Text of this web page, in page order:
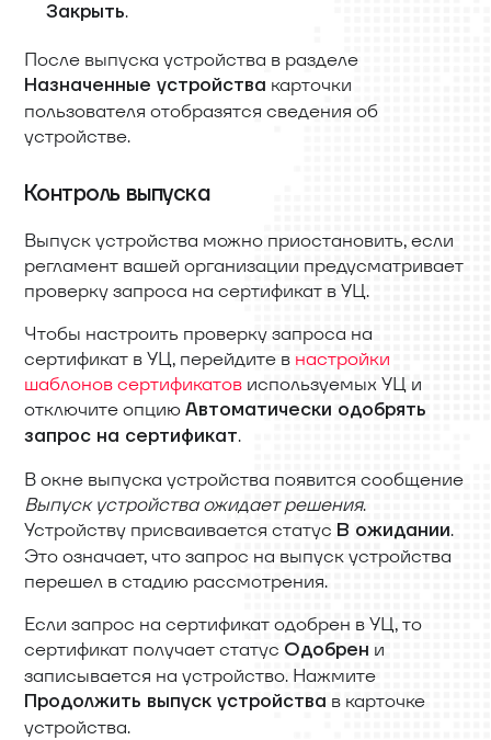
Закрыть.
После выпуска устройства в разделе
Назначенные устройства карточки
пользователя отобразятся сведения об
устройстве.
Контроль выпуска
Выпуск устройства можно приостановить, если
регламент вашей организации предусматривает
проверку запроса на сертификат в УЦ.
Чтобы настроить проверку запроса на
сертификат в УЦ, перейдите в настройки
шаблонов сертификатов используемых УЦ и
отключите опциюАвтоматически одобрять
запрос на сертификат.
В окне выпуска устройства появится сообщение
Выпуск устройства ожидает решения.
Устройству присваивается статус В ожидании.
Это означает, что запрос на выпуск устройства
перешел в стадию рассмотрения.
Если запрос на сертификат одобрен в УЦ, то
сертификат получает статус Одобрен и
записывается на устройство. Нажмите
Продолжить выпуск устройства в карточке
устройства.